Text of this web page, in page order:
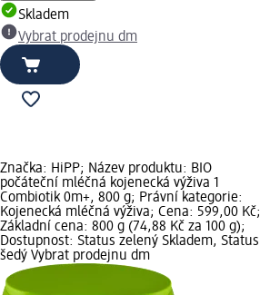
Skladem
Vybrat prodejnu dm
Značka: HiPP; Název produktu: BIO
počáteční mléčná kojenecká výživa 1
Combiotik 0m+, 800 g; Právní kategorie:
Kojenecká mléčná výživa; Cena: 599,00 Kč;
Základní cena: 800 g (74,88 Kč za 100 g);
Dostupnost: Status zelený Skladem, Status
šedý Vybrat prodejnu dm